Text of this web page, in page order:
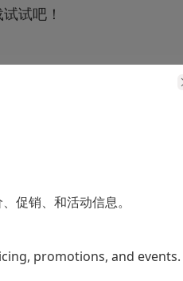
促销、和活动信息。
promotions, and events.
试吧！
行压缩，